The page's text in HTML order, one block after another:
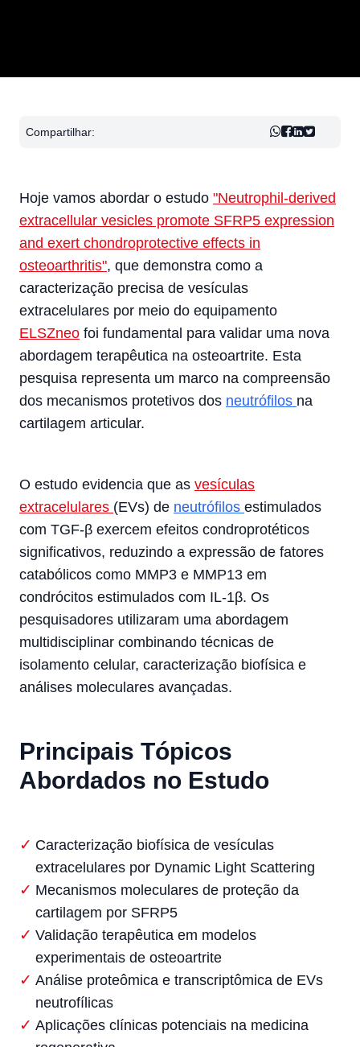
Compartilhar:
Hoje vamos abordar o estudo "Neutrophil-derived
extracellular vesicles promote SFRP5 expression
and exert chondroprotective effects in
osteoarthritis", que demonstra como a
caracterização precisa de vesículas
extracelulares por meio do equipamento
ELSZneo foi fundamental para validar uma nova
abordagem terapêutica na osteoartrite. Esta
pesquisa representa um marco na compreensão
dos mecanismos protetivos dos neutrófilos na
cartilagem articular.
O estudo evidencia que as vesículas
extracelulares (EVs) de neutrófilos estimulados
com TGF-β exercem efeitos condroprotéticos
significativos, reduzindo a expressão de fatores
catabólicos como MMP3 e MMP13 em
condrócitos estimulados com IL-1β. Os
pesquisadores utilizaram uma abordagem
multidisciplinar combinando técnicas de
isolamento celular, caracterização biofísica e
análises moleculares avançadas.
Principais Tópicos
Abordados no Estudo
Caracterização biofísica de vesículas
extracelulares por Dynamic Light Scattering
Mecanismos moleculares de proteção da
cartilagem por SFRP5
Validação terapêutica em modelos
experimentais de osteoartrite
Análise proteômica e transcriptômica de EVs
neutrofílicas
Aplicações clínicas potenciais na medicina